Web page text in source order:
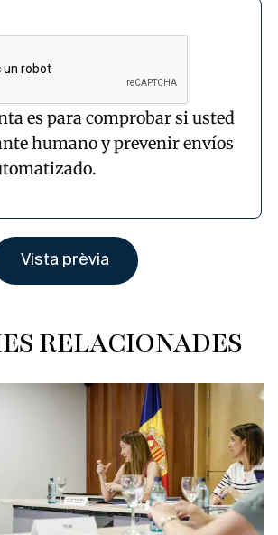
es para comprobar si usted
humano y prevenir envíos
RELACIONADES